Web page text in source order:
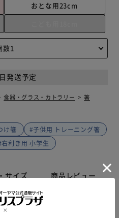
おとな用23cm
発送予定
食器・グラス・カトラリー 箸
け箸
#子供用 トレーニング箸
右利き用 小学生
サイズ 商品レビュー
うるし仕上げの「きちんと
供用ともに右利き用・左利き